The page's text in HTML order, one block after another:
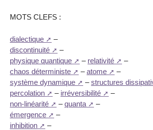
MOTS CLEFS :
dialectique
–
discontinuité
–
physique quantique
– relativité
–
chaos déterministe
–atome
–
système dynamique
–structures
percolation
– irréversibilité
–
non-linéarité
–quanta
–
émergence
–
inhibition
–